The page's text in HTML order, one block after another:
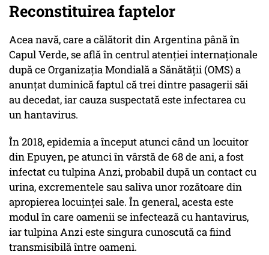
Reconstituirea faptelor
Acea navă, care a călătorit din Argentina până în
Capul Verde, se află în centrul atenţiei internaţionale
după ce Organizaţia Mondială a Sănătăţii (OMS) a
anunţat duminică faptul că trei dintre pasagerii săi
au decedat, iar cauza suspectată este infectarea cu
un hantavirus.
În 2018, epidemia a început atunci când un locuitor
din Epuyen, pe atunci în vârstă de 68 de ani, a fost
infectat cu tulpina Anzi, probabil după un contact cu
urina, excrementele sau saliva unor rozătoare din
apropierea locuinţei sale. În general, acesta este
modul în care oamenii se infectează cu hantavirus,
iar tulpina Anzi este singura cunoscută ca fiind
transmisibilă între oameni.